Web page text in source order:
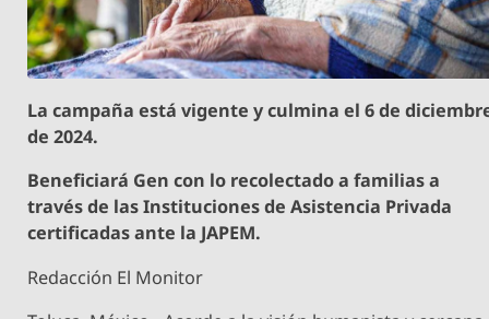
La campaña está vigente y culmina el 6 de
de 2024.
Beneficiará Gen con lo recolectado a familias a
través de las Instituciones de Asistencia Privada
certificadas ante la JAPEM.
Redacción El Monitor